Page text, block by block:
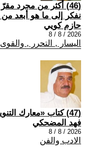
(46) أكثر من مجرد
نفكر إلى ما هو أبعد
حازم كويي
2026 / 8 / 8
اليسار , التحرر ,
(47) كتاب «معارك التنويريين والأصوليين في أوروبا»
فهد المضحكي
2026 / 8 / 8
الادب والفن